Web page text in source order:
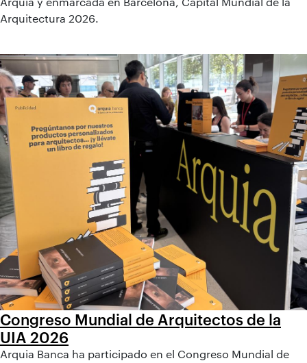
Arquitectura 2026.
Congreso Mundial de Arquitectos de la
UIA 2026
Arquia Banca ha participado en el Congreso Mundial de